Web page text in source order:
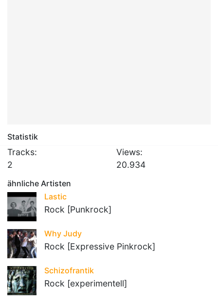
Statistik
Tracks:
2
Views:
20.934
ähnliche Artisten
Lastic
Rock [Punkrock]
Why Judy
Rock [Expressive Pinkrock]
Schizofrantik
Rock [experimentell]